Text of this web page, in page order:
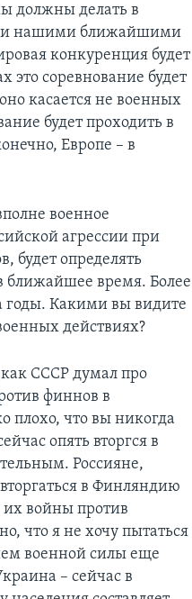
должны делать в
нашими ближайшими
конкуренция будет
это соревнование будет
касается не военных
будет проходить в
Европе – в
военное
агрессии при
будет определять
время. Более
годы. Какими вы видите
действиях?
СССР думал про
финнов в
плохо, что вы никогда
опять вторгся в
Россияне,
в Финляндию
войны против
что я не хочу пытаться
военной силы еще
– сейчас в